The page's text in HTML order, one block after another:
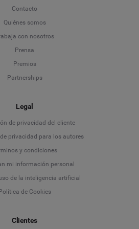
Contacto
Quiénes somos
con nosotros
Prensa
Premios
Partnerships
Legal
de privacidad del cliente
privacidad para los autores
y condiciones
mi información personal
de la inteligencia artificial
Política de Cookies
Clientes
Language
Deutsch
English